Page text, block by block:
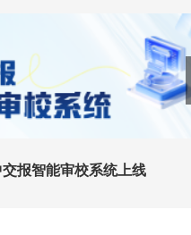
报智能审校系统上线